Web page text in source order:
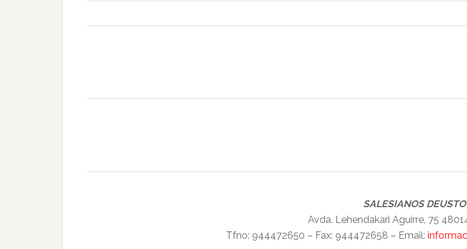
SALESIANOS DEUSTO
Avda. Lehendakari Aguirre, 75
Tfno: 944472650 – Fax: 944472658 – Email: